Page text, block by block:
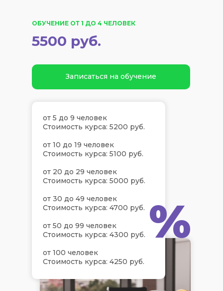
Записаться на обучение
ОБУЧЕНИЕ ОТ 1 ДО 4 ЧЕЛОВЕК
5500 руб.
от 5 до 9 человек
Стоимость курса: 5200 руб.
от 10 до 19 человек
Стоимость курса: 5100 руб.
от 20 до 29 человек
Стоимость курса: 5000 руб.
от 30 до 49 человек
Стоимость курса: 4700 руб.
от 50 до 99 человек
Стоимость курса: 4300 руб.
от 100 человек
Стоимость курса: 4250 руб.
%